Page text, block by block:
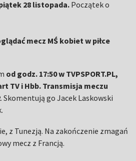
28 listopada. Początek o
mecz MŚ kobiet w piłce
od godz. 17:50 w TVPSPORT.PL,
TV i Hbb. Transmisja meczu
. Skomentują go Jacek Laskowski
z Tunezją. Na zakończenie zmagań
mecz z Francją.